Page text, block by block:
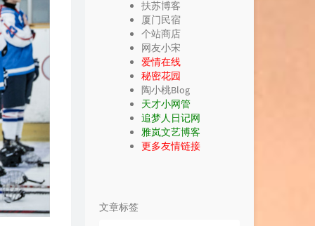
扶苏博客
厦门民宿
个站商店
网友小宋
爱情在线
秘密花园
陶小桃Blog
天才小网管
追梦人日记网
雅岚文艺博客
更多友情链接
文章标签